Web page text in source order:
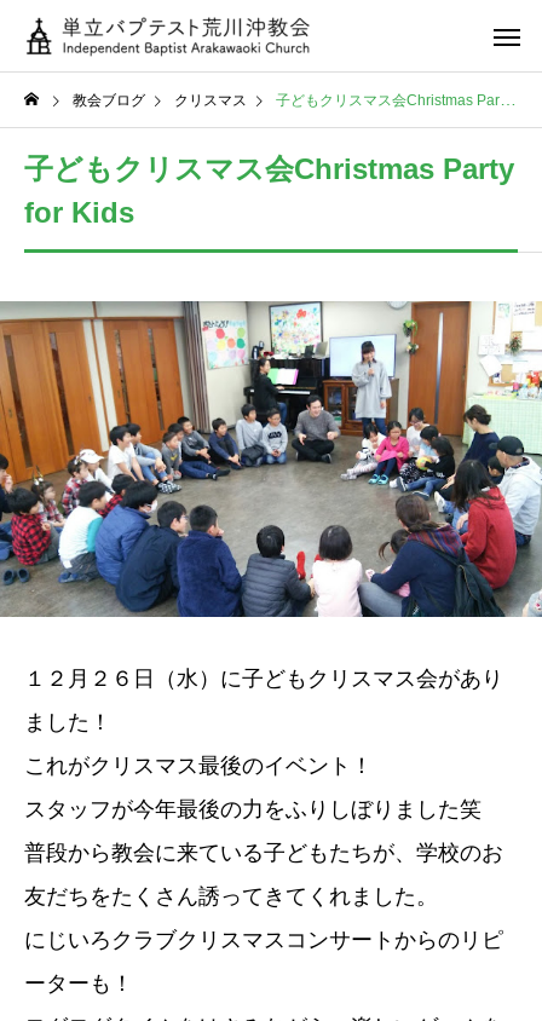
教会ブログ クリスマス 子どもクリスマス会Christmas Party for Kids
子どもクリスマス会Christmas Party
for Kids
１２月２６日（水）に子どもクリスマス会があり
ました！
これがクリスマス最後のイベント！
スタッフが今年最後の力をふりしぼりました笑
普段から教会に来ている子どもたちが、学校のお
友だちをたくさん誘ってきてくれました。
にじいろクラブクリスマスコンサートからのリピ
ーターも！